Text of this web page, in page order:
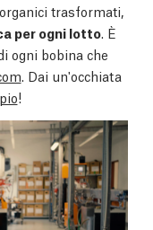
trasformati,
per ogni lotto . È
ogni bobina che
. Dai un'occhiata
!